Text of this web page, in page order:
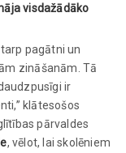
visdažādāko
pagātni un
zināšanām. Tā
ir
klātesošos
pārvaldes
, vēlot, lai skolēniem